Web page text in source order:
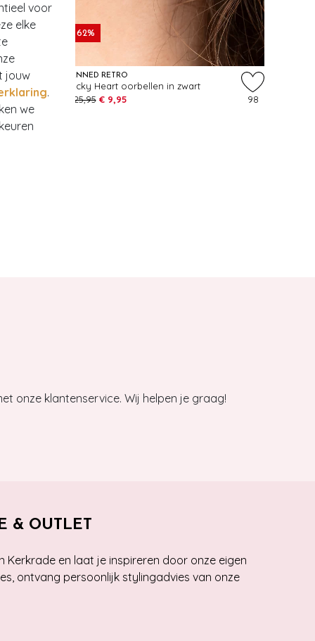
voor
elke
jouw
.
we
320
- 62%
BANNED RETRO
Lucky Heart oorbellen in zwart
€ 25,95 € 9,95 98
onze klantenservice. Wij helpen je graag!
& OUTLET
Kerkrade en laat je inspireren door onze eigen
ontvang persoonlijk stylingadvies van onze